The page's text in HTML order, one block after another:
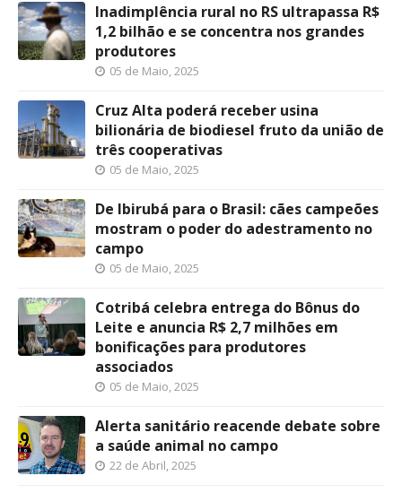
Inadimplência rural no RS ultrapassa R$
1,2 bilhão e se concentra nos grandes
produtores
05 de Maio, 2025
Cruz Alta poderá receber usina
bilionária de biodiesel fruto da união de
três cooperativas
05 de Maio, 2025
De Ibirubá para o Brasil: cães campeões
mostram o poder do adestramento no
campo
05 de Maio, 2025
Cotribá celebra entrega do Bônus do
Leite e anuncia R$ 2,7 milhões em
bonificações para produtores
associados
05 de Maio, 2025
Alerta sanitário reacende debate sobre
a saúde animal no campo
22 de Abril, 2025